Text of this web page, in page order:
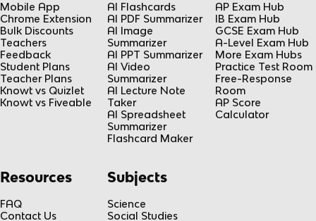
Mobile App
Chrome Extension
Bulk Discounts
Teachers
Feedback
Student Plans
Teacher Plans
Knowt vs Quizlet
Knowt vs Fiveable
AI Flashcards
AI PDF Summarizer
AI Image
Summarizer
AI PPT Summarizer
AI Video
Summarizer
AI Lecture Note
Taker
AI Spreadsheet
Summarizer
Flashcard Maker
AP Exam Hub
IB Exam Hub
GCSE Exam Hub
A-Level Exam Hub
More Exam Hubs
Practice Test Room
Free-Response
Room
AP Score
Calculator
Resources
FAQ
Contact Us
Subjects
Science
Social Studies